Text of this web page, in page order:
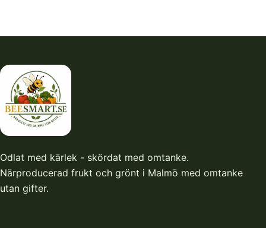
Odlat med kärlek - skördat med omtanke.
Närproducerad frukt och grönt i Malmö med omtanke
utan gifter.